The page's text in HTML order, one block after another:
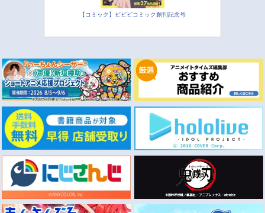
【コミック】ビビビコミック創刊記念号